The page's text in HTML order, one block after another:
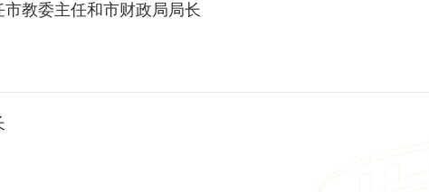
教委主任和市财政局局长